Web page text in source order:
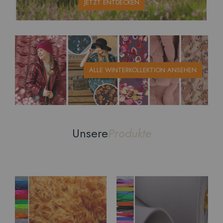
JETZT ENTDECKEN
ALLE WINTERKOLLEKTION ANSEHEN
UnsereProdukte